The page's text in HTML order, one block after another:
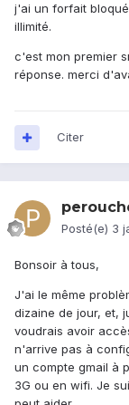
j'ai un forfait
illimité.
c'est mon premier
réponse. merci
Citer
Posté(e) 3
Bonsoir à tous,
J'ai le même
dizaine de jour, et,
voudrais avoir
n'arrive pas à
un compte gmail à
3G ou en wifi. Je